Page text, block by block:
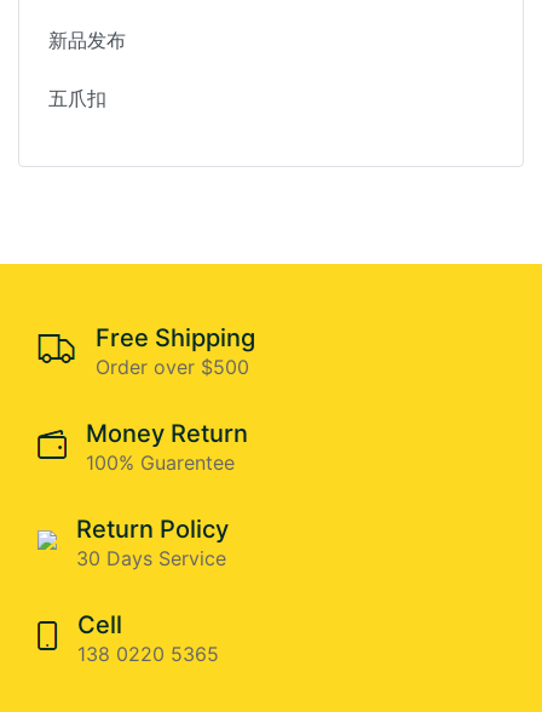
新品发布
五爪扣
Free Shipping
Order over $500
Money Return
100% Guarentee
Return Policy
30 Days Service
Cell
138 0220 5365